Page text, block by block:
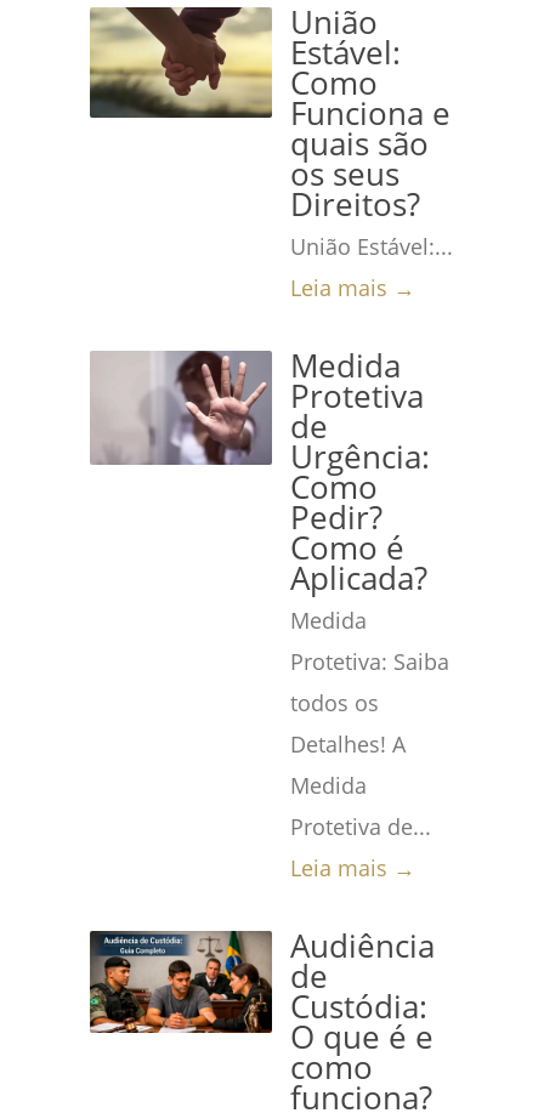
União
Estável:
Como
Funciona e
quais são
os seus
Direitos?
União Estável:...
Leia mais →
Medida
Protetiva
de
Urgência:
Como
Pedir?
Como é
Aplicada?
Medida
Protetiva: Saiba
todos os
Detalhes! A
Medida
Protetiva de...
Leia mais →
Audiência
de
Custódia:
O que é e
como
funciona?